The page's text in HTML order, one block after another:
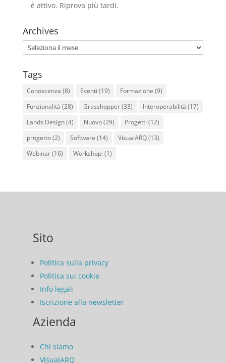
è attivo. Riprova più tardi.
Archives
Archives
Tags
Conoscenza (8) Eventi (19) Formazione (9)
Funzionalità (28) Grasshopper(33) Interoperabilità (17)
Lands Design(4) Nuovo(29) Progetti (12)
progetto(2) Software (14) VisualARQ(13)
Webinar(16) Workshop: (1)
Sito
Politica sulla privacy
Politica sui cookie
Info legali
Iscrizione alla newsletter
Azienda
Chi siamo
VisualARQ